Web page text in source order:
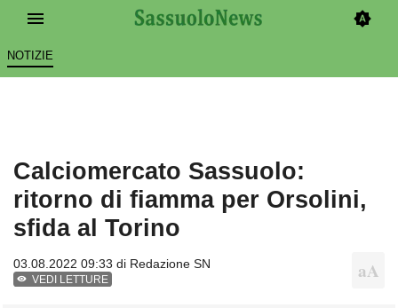
NOTIZIE
Calciomercato Sassuolo:
ritorno di fiamma per Orsolini,
sfida al Torino
03.08.2022 09:33 di Redazione SN
VEDI LETTURE